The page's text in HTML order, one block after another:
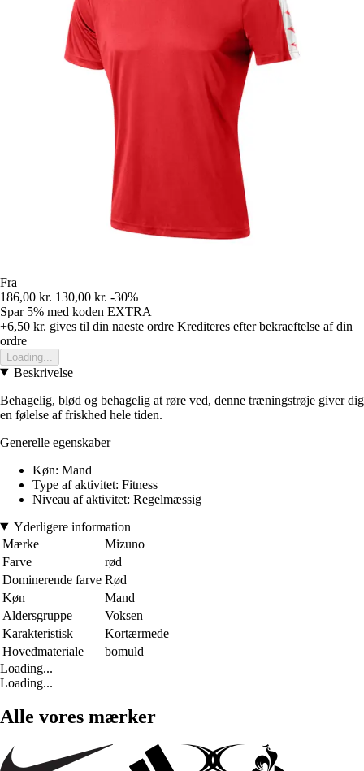
Fra
186,00 kr. 130,00 kr. -30%
Spar 5% med koden EXTRA
+6,50 kr. gives til din naeste ordre Krediteres efter bekraeftelse af din
ordre
Loading...
Beskrivelse
Behagelig, blød og behagelig at røre ved, denne træningstrøje giver dig
en følelse af friskhed hele tiden.
Generelle egenskaber
Køn: Mand
Type af aktivitet: Fitness
Niveau af aktivitet: Regelmæssig
Yderligere information
Mærke
Mizuno
Farve
rød
Dominerende farve Rød
Køn
Mand
Aldersgruppe
Voksen
Karakteristisk
Kortærmede
Hovedmateriale
bomuld
Loading...
Loading...
Alle vores mærker